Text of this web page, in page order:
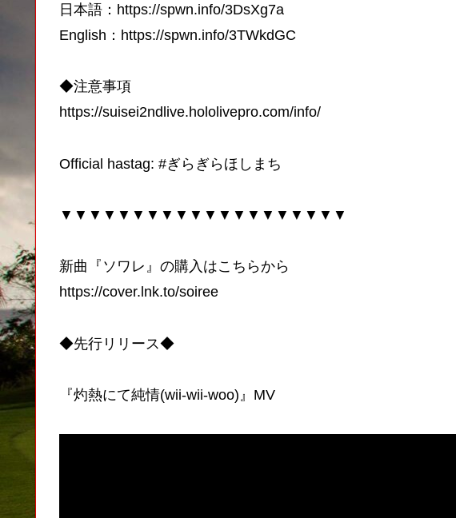
日本語：https://spwn.info/3DsXg7a
English：https://spwn.info/3TWkdGC
◆注意事項
https://suisei2ndlive.hololivepro.com/info/
Official hastag: #ぎらぎらほしまち
▼▼▼▼▼▼▼▼▼▼▼▼▼▼▼▼▼▼▼▼
新曲『ソワレ』の購入はこちらから
https://cover.lnk.to/soiree
◆先行リリース◆
『灼熱にて純情(wii-wii-woo)』MV